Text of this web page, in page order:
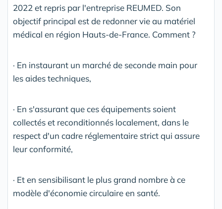
2022 et repris par l'entreprise REUMED. Son
objectif principal est de redonner vie au matériel
médical en région Hauts-de-France. Comment ?
· En instaurant un marché de seconde main pour
les aides techniques,
· En s'assurant que ces équipements soient
collectés et reconditionnés localement, dans le
respect d'un cadre réglementaire strict qui assure
leur conformité,
· Et en sensibilisant le plus grand nombre à ce
modèle d'économie circulaire en santé.